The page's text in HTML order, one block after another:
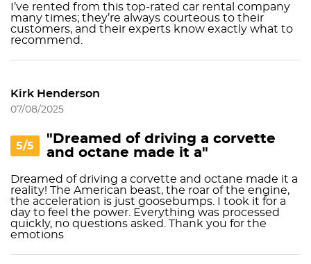
I’ve rented from this top-rated car rental company
many times; they’re always courteous to their
customers, and their experts know exactly what to
recommend.
Kirk Henderson
07/08/2025
5/5
"Dreamed of driving a corvette
and octane made it a"
Dreamed of driving a corvette and octane made it a
reality! The American beast, the roar of the engine,
the acceleration is just goosebumps. I took it for a
day to feel the power. Everything was processed
quickly, no questions asked. Thank you for the
emotions